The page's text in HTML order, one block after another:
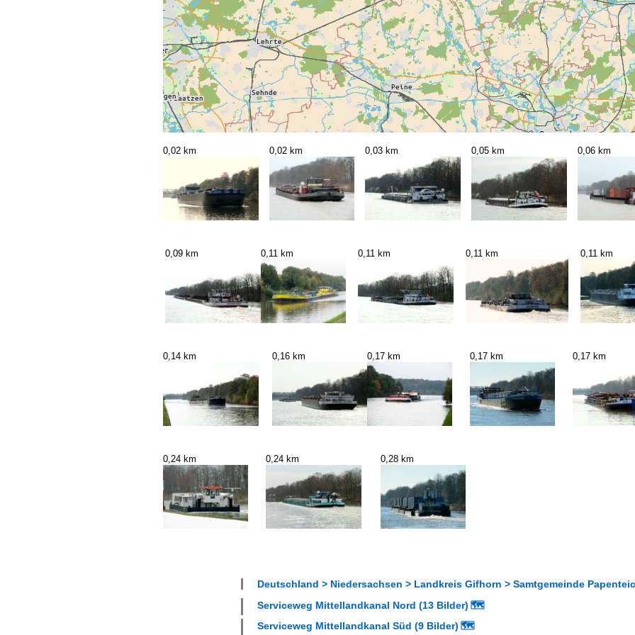
0,02 km 0,02 km 0,03 km 0,05 km 0,06 km
0,09 km 0,11 km 0,11 km 0,11 km 0,11 km
0,14 km 0,16 km 0,17 km 0,17 km 0,17 km
0,24 km 0,24 km 0,28 km
Deutschland > Niedersachsen > Landkreis Gifhorn > Samtgemeinde
Serviceweg Mittellandkanal Nord (13 Bilder) 🗺
Serviceweg Mittellandkanal Süd (9 Bilder) 🗺